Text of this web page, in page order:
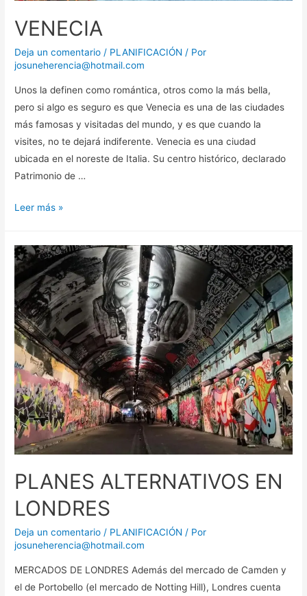
VENECIA
Deja un comentario / PLANIFICACIÓN / Por
josuneherencia@hotmail.com
Unos la definen como romántica, otros como la más bella,
pero si algo es seguro es que Venecia es una de las ciudades
más famosas y visitadas del mundo, y es que cuando la
visites, no te dejará indiferente. Venecia es una ciudad
ubicada en el noreste de Italia. Su centro histórico, declarado
Patrimonio de …
VENECIA
Leer más »
PLANES ALTERNATIVOS EN
LONDRES
Deja un comentario / PLANIFICACIÓN / Por
josuneherencia@hotmail.com
MERCADOS DE LONDRES Además del mercado de Camden y
el de Portobello (el mercado de Notting Hill), Londres cuenta